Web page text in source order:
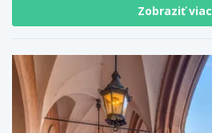
Zobraziť viac